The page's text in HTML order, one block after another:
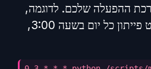
ההפעלה שלכם. לדוגמה,
אם נרצה להריץ סקריפט פייתון כל יום בשעה 3:00,